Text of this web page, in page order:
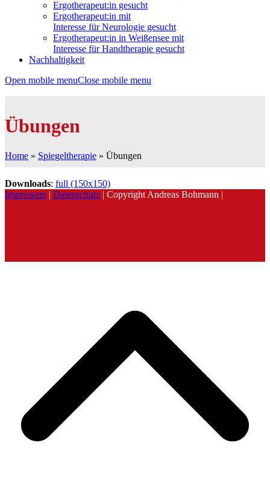
Ergotherapeut:in gesucht
Ergotherapeut:in mit
Interesse für Neurologie gesucht
Ergotherapeut:in in Weißensee mit
Interesse für Handtherapie gesucht
Nachhaltigkeit
Open mobile menuClose mobile menu
Übungen
Home » Spiegeltherapie » Übungen
Downloads: full (150x150)
Impressum | Datenschutz | Copyright Andreas Bohmann |